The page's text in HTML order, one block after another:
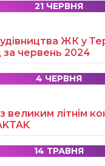
21 ЧЕРВНЯ
ЖК у
червень 2024
4 ЧЕРВНЯ
великим літнім
14 ТРАВНЯ